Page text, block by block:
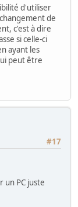
d'utiliser
de
c'est à dire
si celle-ci
ayant les
peut être
#17
un PC juste